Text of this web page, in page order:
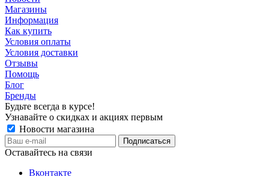
Магазины
Информация
Как купить
Условия оплаты
Условия доставки
Отзывы
Помощь
Блог
Бренды
Будьте всегда в курсе!
Узнавайте о скидках и акциях первым
Новости магазина
Оставайтесь на связи
Вконтакте